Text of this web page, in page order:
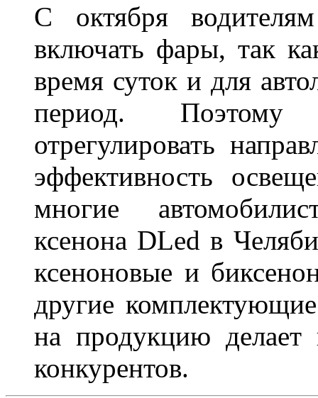
С октября
включать фары, так
время суток и для
период. Поэтому
отрегулировать
эффективность
многие
ксенона DLed в
ксеноновые и
другие
на продукцию
конкурентов.